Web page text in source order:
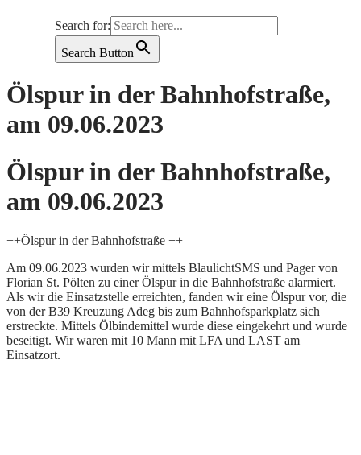
Search for:
Search Button
Ölspur in der Bahnhofstraße,
am 09.06.2023
Ölspur in der Bahnhofstraße,
am 09.06.2023
++Ölspur in der Bahnhofstraße ++
Am 09.06.2023 wurden wir mittels BlaulichtSMS und Pager von
Florian St. Pölten zu einer Ölspur in die Bahnhofstraße alarmiert.
Als wir die Einsatzstelle erreichten, fanden wir eine Ölspur vor, die
von der B39 Kreuzung Adeg bis zum Bahnhofsparkplatz sich
erstreckte. Mittels Ölbindemittel wurde diese eingekehrt und wurde
beseitigt. Wir waren mit 10 Mann mit LFA und LAST am
Einsatzort.